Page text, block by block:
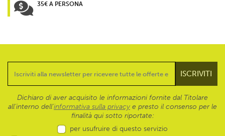
35€ A PERSONA
Dichiaro di aver acquisito le informazioni fornite dal Titolare
all’interno dell'informativa sulla privacy e presto il consenso per le
finalità qui sotto riportate:
per usufruire di questo servizio